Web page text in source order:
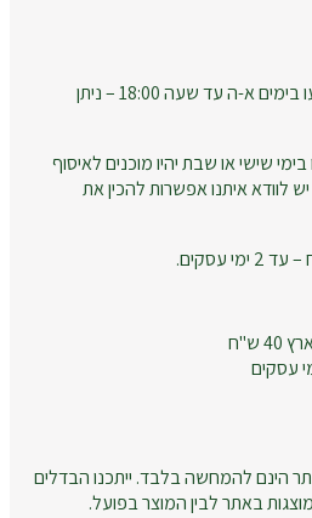
הזמנות באיסוף עצמי שיבוצעו בימים א-ה עד שעה 18:00 – ניתן
שישי או שבת יהיו מוכנים לאיסוף
לוודא איתנו אפשרות להכין את
עסקים.
ש"ח
הינם להמחשה בלבד. ייתכנו הבדלים
באתר לבין המוצר בפועל.